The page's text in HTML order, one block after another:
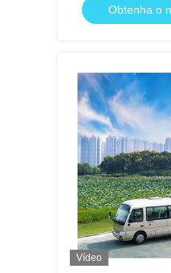
Obtenha o
Vídeo